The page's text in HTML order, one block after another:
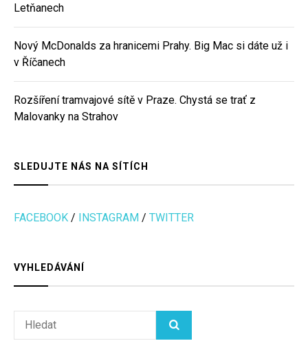
Letňanech
Nový McDonalds za hranicemi Prahy. Big Mac si dáte už i
v Říčanech
Rozšíření tramvajové sítě v Praze. Chystá se trať z
Malovanky na Strahov
SLEDUJTE NÁS NA SÍTÍCH
FACEBOOK / INSTAGRAM / TWITTER
VYHLEDÁVÁNÍ
Search
HLEDAT